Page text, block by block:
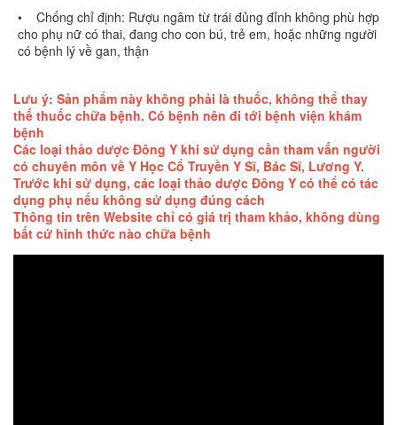
• Chống chỉ định: Rượu ngâm từ trái đủng đỉnh không phù hợp
cho phụ nữ có thai, đang cho con bú, trẻ em, hoặc những người
có bệnh lý về gan, thận
Lưu ý: Sản phẩm này không phải là thuốc, không thể thay
thế thuốc chữa bệnh. Có bệnh nên đi tới bệnh viện khám
bệnh
Các loại thảo dược Đông Y khi sử dụng cần tham vấn người
có chuyên môn về Y Học Cổ Truyền Y Sĩ, Bác Sĩ, Lương Y.
Trước khi sử dụng, các loại thảo dược Đông Y có thể có tác
dụng phụ nếu không sử dụng đúng cách
Thông tin trên Website chỉ có giá trị tham khảo, không dùng
bất cứ hình thức nào chữa bệnh